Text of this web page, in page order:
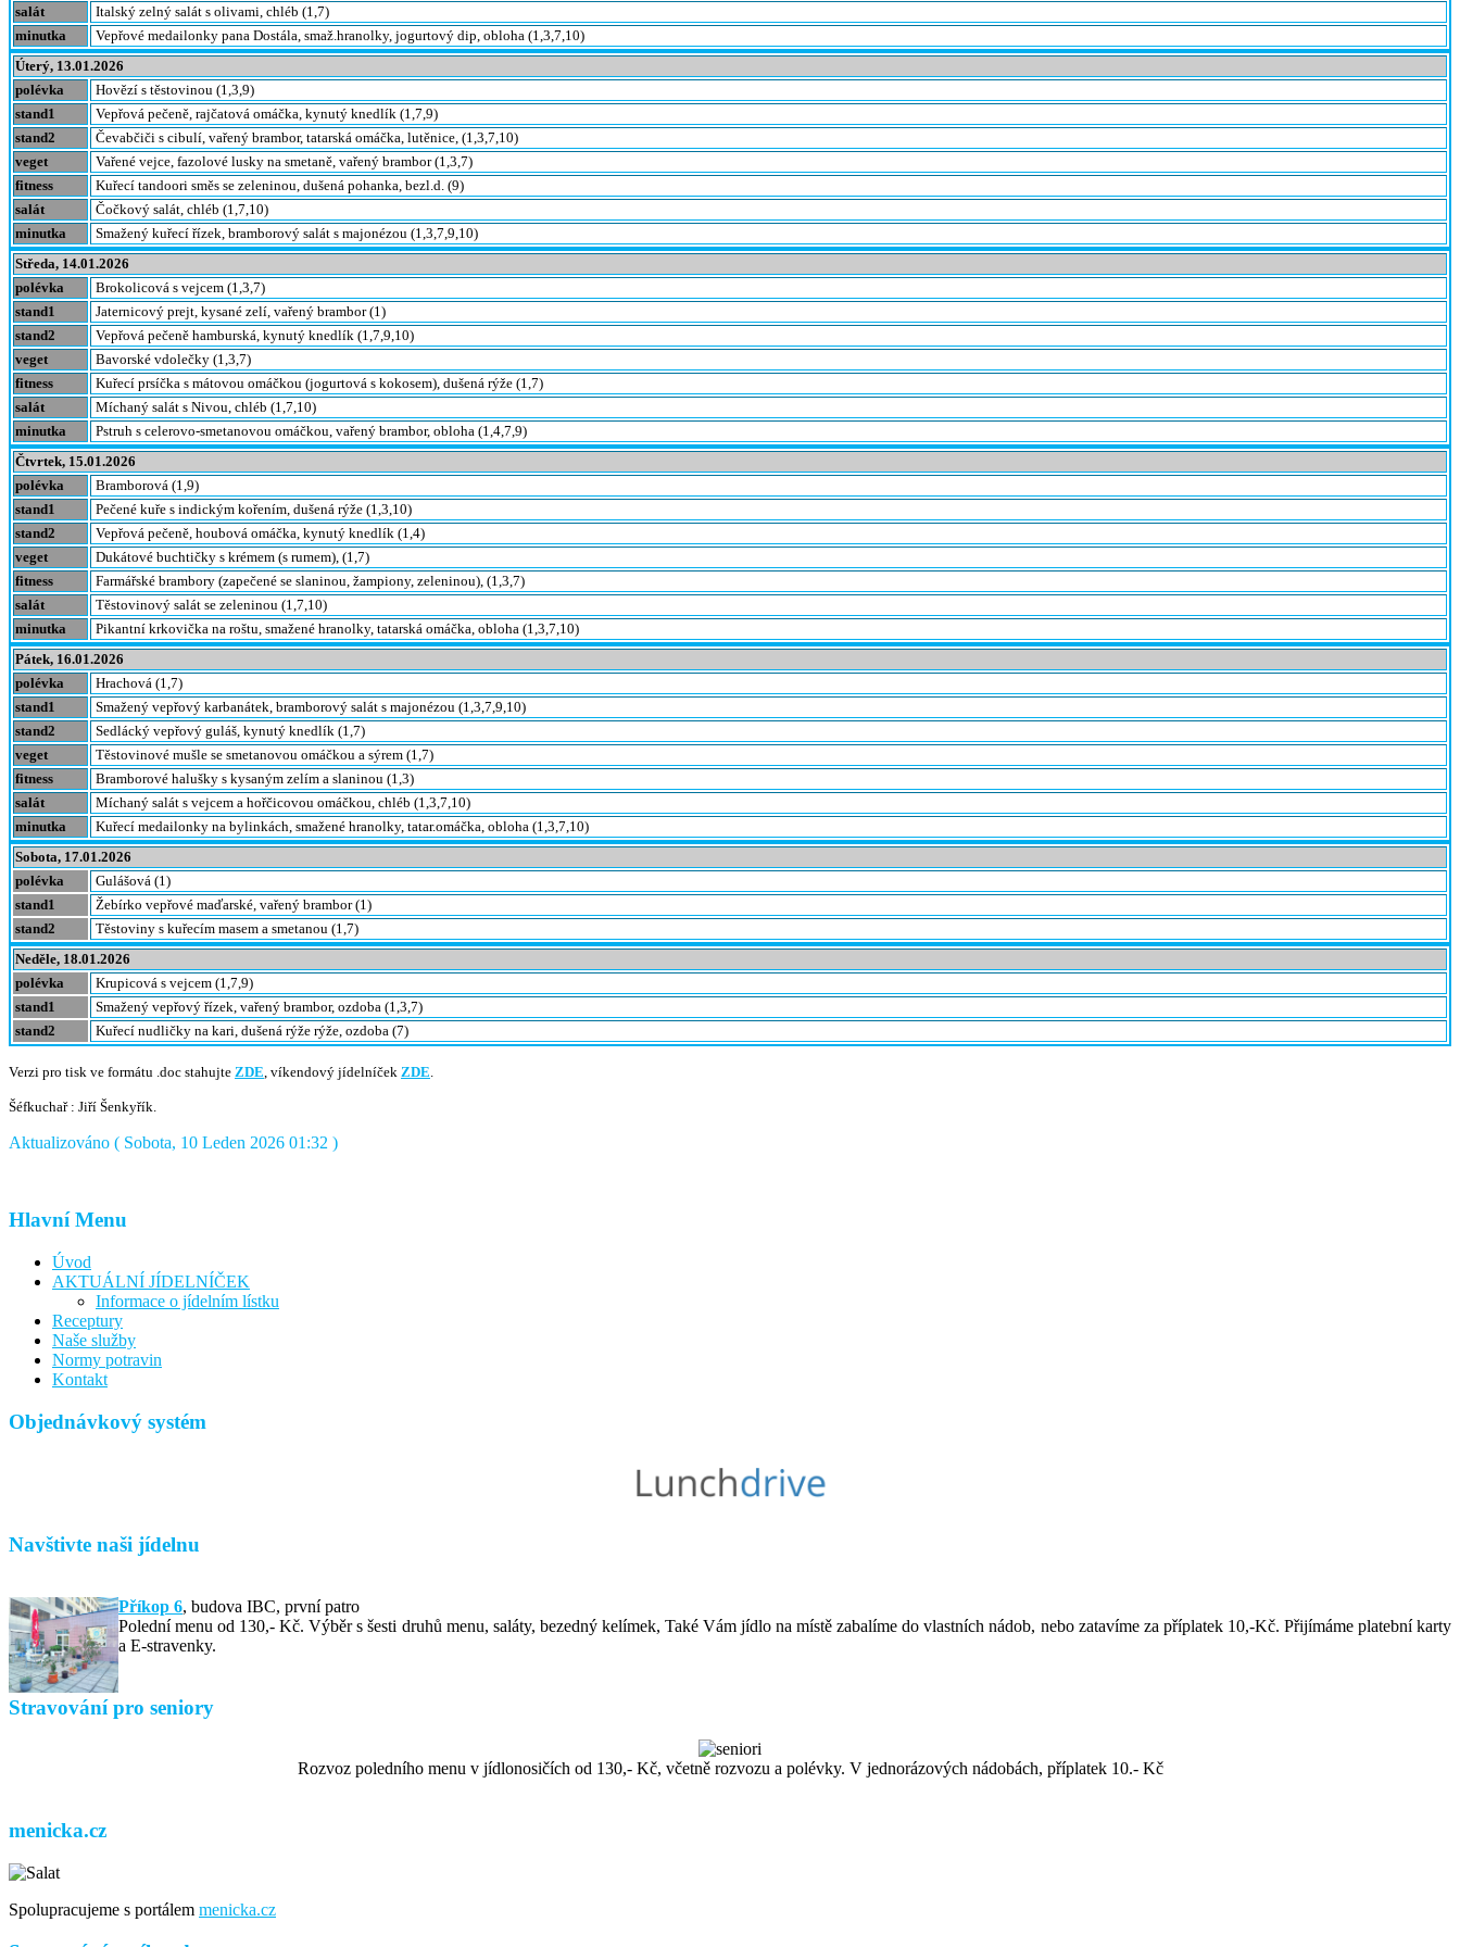
salát
Italský zelný salát s olivami, chléb (1,7)
minutka
Vepřové medailonky pana Dostála, smaž.hranolky, jogurtový dip, obloha (1,3,7,10)
Úterý, 13.01.2026
polévka
Hovězí s těstovinou (1,3,9)
stand1
Vepřová pečeně, rajčatová omáčka, kynutý knedlík (1,7,9)
stand2
Čevabčiči s cibulí, vařený brambor, tatarská omáčka, lutěnice, (1,3,7,10)
veget
Vařené vejce, fazolové lusky na smetaně, vařený brambor (1,3,7)
fitness
Kuřecí tandoori směs se zeleninou, dušená pohanka, bezl.d. (9)
salát
Čočkový salát, chléb (1,7,10)
minutka
Smažený kuřecí řízek, bramborový salát s majonézou (1,3,7,9,10)
Středa, 14.01.2026
polévka
Brokolicová s vejcem (1,3,7)
stand1
Jaternicový prejt, kysané zelí, vařený brambor (1)
stand2
Vepřová pečeně hamburská, kynutý knedlík (1,7,9,10)
veget
Bavorské vdolečky (1,3,7)
fitness
Kuřecí prsíčka s mátovou omáčkou (jogurtová s kokosem), dušená rýže (1,7)
salát
Míchaný salát s Nivou, chléb (1,7,10)
minutka
Pstruh s celerovo-smetanovou omáčkou, vařený brambor, obloha (1,4,7,9)
Čtvrtek, 15.01.2026
polévka
Bramborová (1,9)
stand1
Pečené kuře s indickým kořením, dušená rýže (1,3,10)
stand2
Vepřová pečeně, houbová omáčka, kynutý knedlík (1,4)
veget
Dukátové buchtičky s krémem (s rumem), (1,7)
fitness
Farmářské brambory (zapečené se slaninou, žampiony, zeleninou), (1,3,7)
salát
Těstovinový salát se zeleninou (1,7,10)
minutka
Pikantní krkovička na roštu, smažené hranolky, tatarská omáčka, obloha (1,3,7,10)
Pátek, 16.01.2026
polévka
Hrachová (1,7)
stand1
Smažený vepřový karbanátek, bramborový salát s majonézou (1,3,7,9,10)
stand2
Sedlácký vepřový guláš, kynutý knedlík (1,7)
veget
Těstovinové mušle se smetanovou omáčkou a sýrem (1,7)
fitness
Bramborové halušky s kysaným zelím a slaninou (1,3)
salát
Míchaný salát s vejcem a hořčicovou omáčkou, chléb (1,3,7,10)
minutka
Kuřecí medailonky na bylinkách, smažené hranolky, tatar.omáčka, obloha (1,3,7,10)
Sobota, 17.01.2026
polévka
Gulášová (1)
stand1
Žebírko vepřové maďarské, vařený brambor (1)
stand2
Těstoviny s kuřecím masem a smetanou (1,7)
Neděle, 18.01.2026
polévka
Krupicová s vejcem (1,7,9)
stand1
Smažený vepřový řízek, vařený brambor, ozdoba (1,3,7)
stand2
Kuřecí nudličky na kari, dušená rýže rýže, ozdoba (7)
Verzi pro tisk ve formátu .doc stahujte ZDE , víkendový jídelníček ZDE
Šéfkuchař : Jiří Šenkyřík.
Aktualizováno ( Sobota, 10 Leden 2026 01:32 )
Hlavní Menu
Úvod
AKTUÁLNÍ JÍDELNÍČEK
Informace o jídelním lístku
Receptury
Naše služby
Normy potravin
Kontakt
Objednávkový systém
Navštivte naši jídelnu
Příkop 6, budova IBC, první patro
Polední menu od 130,- Kč. Výběr s šesti druhů menu, saláty, bezedný kelímek, Také Vám jídlo na místě zabalíme do vlastních nádob, nebo zatavíme za příplatek 10,-Kč. Přijímáme platební karty
a E-stravenky.
Stravování pro seniory
Rozvoz poledního menu v jídlonosičích od 130,- Kč, včetně rozvozu a polévky. V jednorázových nádobách, příplatek 10.- Kč
menicka.cz
Spolupracujeme s portálem menicka.cz